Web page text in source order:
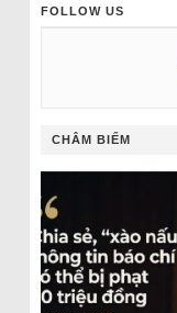
FOLLOW US
CHÂM BIẾM